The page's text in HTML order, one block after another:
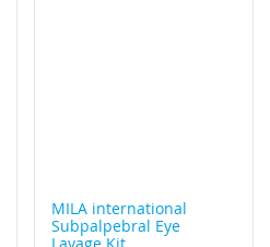
MILA international
Subpalpebral Eye